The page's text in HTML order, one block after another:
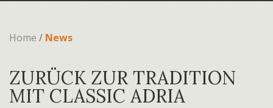
Home / News
ZURÜCK ZUR TRADITION
MIT CLASSIC ADRIA